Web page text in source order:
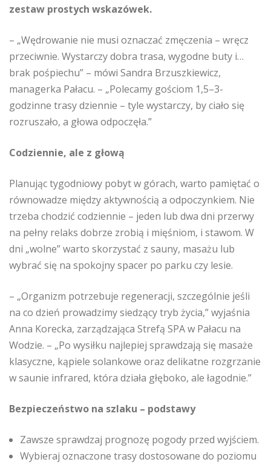
zestaw prostych wskazówek.
– „Wędrowanie nie musi oznaczać zmęczenia – wręcz
przeciwnie. Wystarczy dobra trasa, wygodne buty i…
brak pośpiechu” – mówi Sandra Brzuszkiewicz,
managerka Pałacu. – „Polecamy gościom 1,5–3-
godzinne trasy dziennie – tyle wystarczy, by ciało się
rozruszało, a głowa odpoczęła.”
Codziennie, ale z głową
Planując tygodniowy pobyt w górach, warto pamiętać o
równowadze między aktywnością a odpoczynkiem. Nie
trzeba chodzić codziennie – jeden lub dwa dni przerwy
na pełny relaks dobrze zrobią i mięśniom, i stawom. W
dni „wolne” warto skorzystać z sauny, masażu lub
wybrać się na spokojny spacer po parku czy lesie.
– „Organizm potrzebuje regeneracji, szczególnie jeśli
na co dzień prowadzimy siedzący tryb życia,” wyjaśnia
Anna Korecka, zarządzająca Strefą SPA w Pałacu na
Wodzie. – „Po wysiłku najlepiej sprawdzają się masaże
klasyczne, kąpiele solankowe oraz delikatne rozgrzanie
w saunie infrared, która działa głęboko, ale łagodnie.”
Bezpieczeństwo na szlaku – podstawy
Zawsze sprawdzaj prognozę pogody przed wyjściem.
Wybieraj oznaczone trasy dostosowane do poziomu